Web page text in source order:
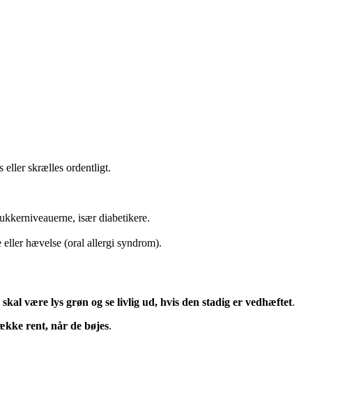
eller skrælles ordentligt.
især diabetikere.
hævelse (oral allergi syndrom).
skal være lys grøn og se livlig ud, hvis den stadig er vedhæftet.
rent, når de bøjes.